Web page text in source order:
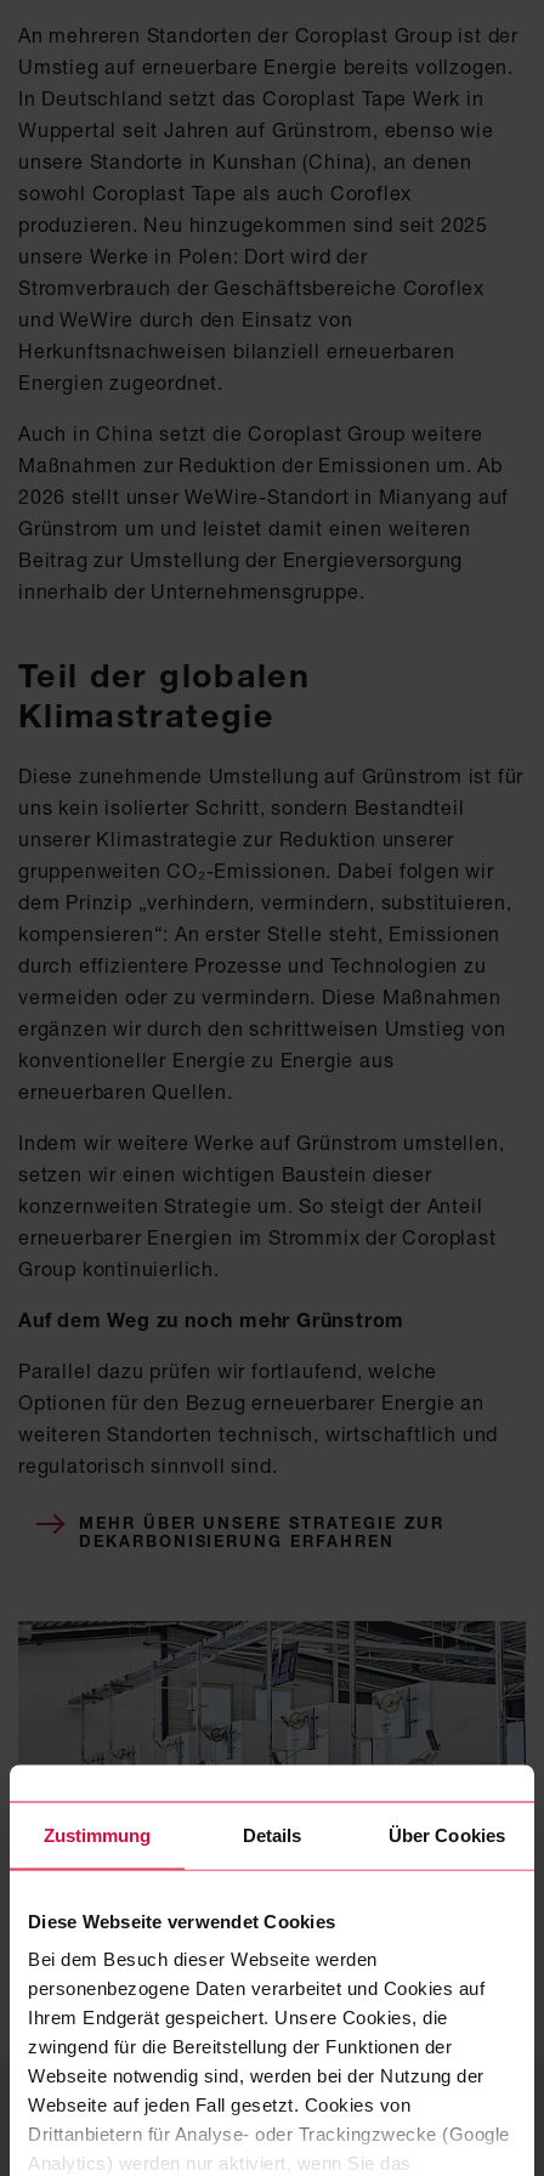
Zustimmung Details Über Cookies
Diese Webseite verwendet Cookies
Bei dem Besuch dieser Webseite werden
personenbezogene Daten verarbeitet und Cookies auf
Ihrem Endgerät gespeichert. Unsere Cookies, die
zwingend für die Bereitstellung der Funktionen der
Webseite notwendig sind, werden bei der Nutzung der
Webseite auf jeden Fall gesetzt. Cookies von
Drittanbietern für Analyse- oder Trackingzwecke (Google
Analytics) werden nur aktiviert, wenn Sie das
An mehreren Standorten der Coroplast Group ist der
Umstieg auf erneuerbare Energie bereits vollzogen.
In Deutschland setzt das Coroplast Tape Werk in
Wuppertal seit Jahren auf Grünstrom, ebenso wie
unsere Standorte in Kunshan (China), an denen
sowohl Coroplast Tape als auch Coroflex
produzieren. Neu hinzugekommen sind seit 2025
unsere Werke in Polen: Dort wird der
Stromverbrauch der Geschäftsbereiche Coroflex
und WeWire durch den Einsatz von
Herkunftsnachweisen bilanziell erneuerbaren
Energien zugeordnet.
Auch in China setzt die Coroplast Group weitere
Maßnahmen zur Reduktion der Emissionen um. Ab
2026 stellt unser WeWire-Standort in Mianyang auf
Grünstrom um und leistet damit einen weiteren
Beitrag zur Umstellung der Energieversorgung
innerhalb der Unternehmensgruppe.
Teil der globalen
Klimastrategie
Diese zunehmende Umstellung auf Grünstrom ist für
uns kein isolierter Schritt, sondern Bestandteil
unserer Klimastrategie zur Reduktion unserer
gruppenweiten CO₂-Emissionen. Dabei folgen wir
dem Prinzip „verhindern, vermindern, substituieren,
kompensieren“: An erster Stelle steht, Emissionen
durch effizientere Prozesse und Technologien zu
vermeiden oder zu vermindern. Diese Maßnahmen
ergänzen wir durch den schrittweisen Umstieg von
konventioneller Energie zu Energie aus
erneuerbaren Quellen.
Indem wir weitere Werke auf Grünstrom umstellen,
setzen wir einen wichtigen Baustein dieser
konzernweiten Strategie um. So steigt der Anteil
erneuerbarer Energien im Strommix der Coroplast
Group kontinuierlich.
Auf dem Weg zu noch mehr Grünstrom
Parallel dazu prüfen wir fortlaufend, welche
Optionen für den Bezug erneuerbarer Energie an
weiteren Standorten technisch, wirtschaftlich und
regulatorisch sinnvoll sind.
MEHR ÜBER UNSERE STRATEGIE ZUR
DEKARBONISIERUNG ERFAHREN
Neben der Umstellung auf Strom aus erneuerbaren Quellen, versuchen wir
kontinuierlich Energie einzusparen und die Energieeffizienz zu erhöhen.
IHRE ANSPRECHPARTNERIN
Nachhaltigkeit – Strategie &